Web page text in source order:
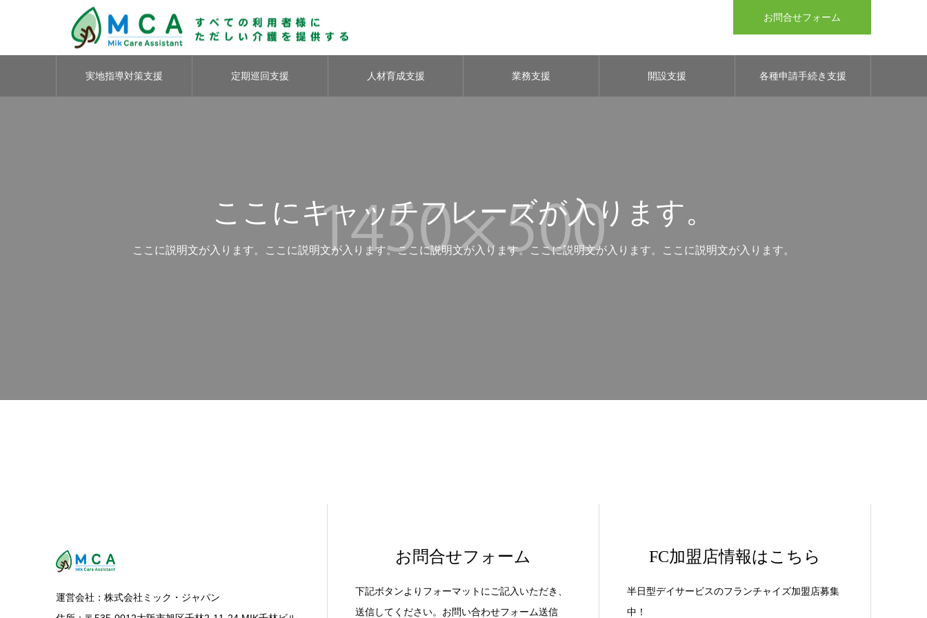
お問合せフォーム
実地指導対策支援 定期巡回支援 人材育成支援 業務支援 開設支援 各種申請手続き支援
ここにキャッチフレーズが入ります。
ここに説明文が入ります。ここに説明文が入ります。ここに説明文が入ります。ここに説明文が入ります。ここに説明文が入ります。
運営会社：株式会社ミック・ジャパン
お問合せフォーム
下記ボタンよりフォーマットにご記入いただき、
送信してください。お問い合わせフォーム送信
FC加盟店情報はこちら
半日型デイサービスのフランチャイズ加盟店募集
中！